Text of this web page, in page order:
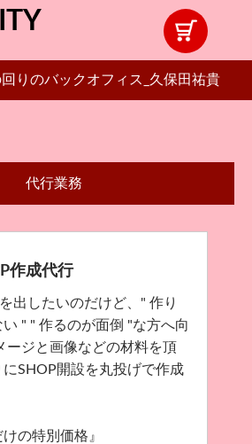
りのバックオフィス_久保田祐貴
代行業務
作成代行
出したいのだけど、" 作り
" " 作るのが面倒 "な方へ向
ージと画像などの材料を頂
SHOP開設を丸投げで作成
けの特別価格』